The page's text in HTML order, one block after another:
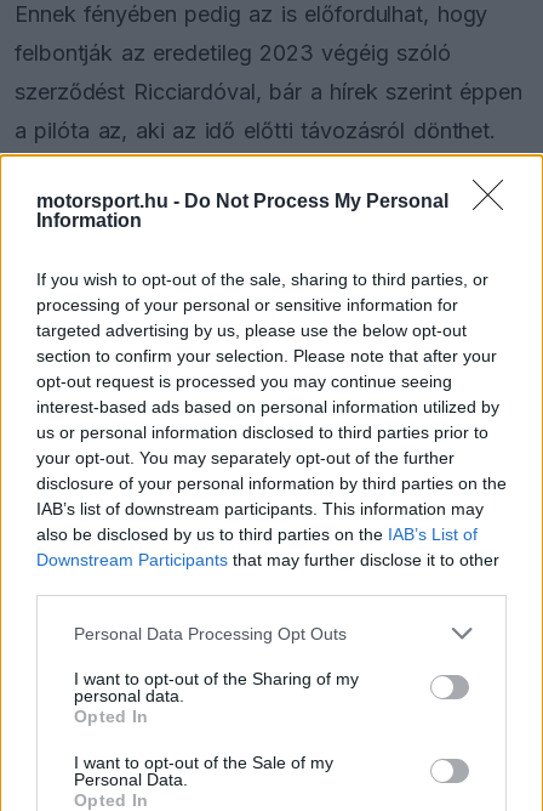
motorsport.hu - Do Not Process My Personal
Information
If you wish to opt-out of the sale, sharing to third parties, or
processing of your personal or sensitive information for
targeted advertising by us, please use the below opt-out
section to confirm your selection. Please note that after your
opt-out request is processed you may continue seeing
interest-based ads based on personal information utilized by
us or personal information disclosed to third parties prior to
your opt-out. You may separately opt-out of the further
disclosure of your personal information by third parties on the
IAB’s list of downstream participants. This information may
also be disclosed by us to third parties on the IAB’s List of
Downstream Participants that may further disclose it to other
Please note that this website/app uses one or more Google
not limited to your visit or usage behaviour. You may click to
grant or deny consent to Google and its third-party tags to
use your data for below specified purposes in below Google
consent section.
Personal Data Processing Opt Outs
I want to opt-out of the Sharing of my
personal data.
Opted In
I want to opt-out of the Sale of my
Personal Data.
Opted In
Ennek fényében pedig az is előfordulhat, hogy
felbontják az eredetileg 2023 végéig szóló
szerződést Ricciardóval, bár a hírek szerint éppen
a pilóta az, aki az idő előtti távozásról dönthet.
Video
is
is
a
modal
window.
The media could not be loaded, either because
is not supported.
Most a korábbi bajnoki ezüstérmes, Massa is
bekapcsolódott a beszélgetésbe, és az F1TV-nek
elmondta, hogy szerinte Ricciardónak muszáj
lenne újra élveznie, amit csinál, ha ismét
erősebben szeretne teljesíteni.
EZEKET IS AJÁNLJUK